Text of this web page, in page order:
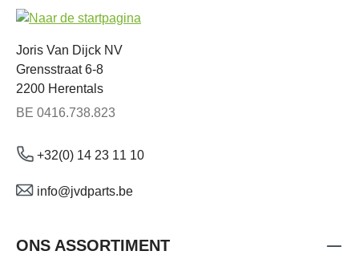
Joris Van Dijck NV
Grensstraat 6-8
2200 Herentals
BE 0416.738.823
+32(0) 14 23 11 10
info@jvdparts.be
ONS ASSORTIMENT